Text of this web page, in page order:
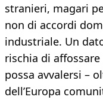
stranieri, magari
non di accordi
industriale. Un
rischia di affossare
possa avvalersi –
dell’Europa